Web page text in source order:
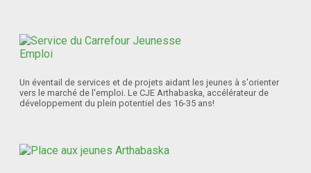
Un éventail de services et de projets aidant les jeunes à s'orienter
vers le marché de l'emploi. Le CJE Arthabaska, accélérateur de
développement du plein potentiel des 16-35 ans!